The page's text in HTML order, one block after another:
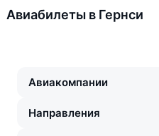
Авиабилеты в Гернси
Авиакомпании
Направления